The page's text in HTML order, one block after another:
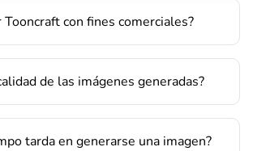
Tooncraft con fines comerciales?
de las imágenes generadas?
tarda en generarse una imagen?